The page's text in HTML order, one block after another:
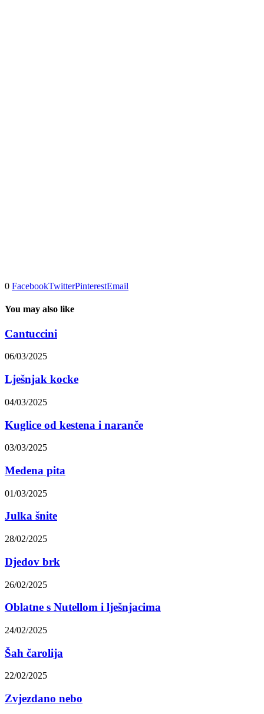
0 FacebookTwitterPinterestEmail
You may also like
Cantuccini
06/03/2025
Lješnjak kocke
04/03/2025
Kuglice od kestena i naranče
03/03/2025
Medena pita
01/03/2025
Julka šnite
28/02/2025
Djedov brk
26/02/2025
Oblatne s Nutellom i lješnjacima
24/02/2025
Šah čarolija
22/02/2025
Zvjezdano nebo